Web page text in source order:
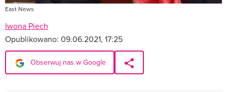
East News
Iwona Piech
Opublikowano: 09.06.2021, 17:25
Obserwuj nas w Google